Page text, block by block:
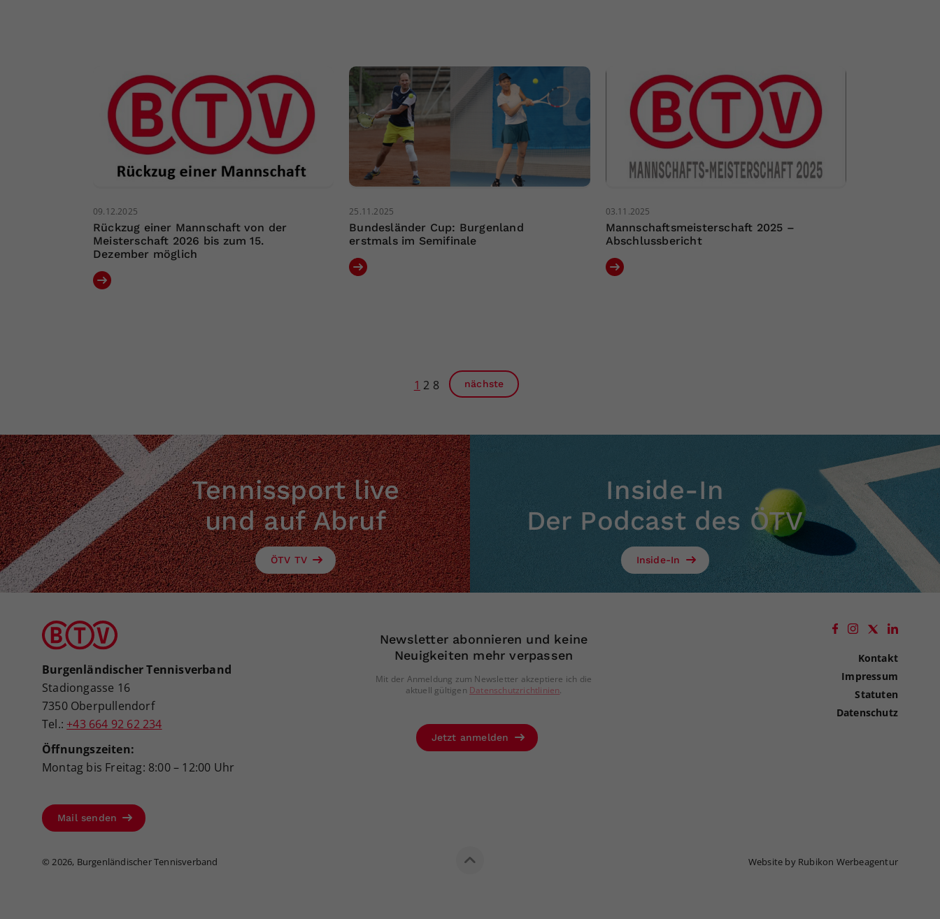
09.12.2025
Rückzug einer Mannschaft von der
Meisterschaft 2026 bis zum 15.
Dezember möglich
25.11.2025
Bundesländer Cup: Burgenland
erstmals im Semifinale
03.11.2025
Mannschaftsmeisterschaft 2025 –
Abschlussbericht
1 2 8 nächste
Tennissport live
und auf Abruf
ÖTV TV
Inside-In
Der Podcast des ÖTV
Inside-In
Burgenländischer Tennisverband
Stadiongasse 16
7350 Oberpullendorf
Tel.: +43 664 92 62 234
Öffnungszeiten:
Montag bis Freitag: 8:00 – 12:00 Uhr
Mail senden
Newsletter abonnieren und keine
Neuigkeiten mehr verpassen
Mit der Anmeldung zum Newsletter akzeptiere ich die
aktuell gültigen Datenschutzrichtlinien.
Jetzt anmelden
Kontakt
Impressum
Statuten
Datenschutz
©2026, Burgenländischer Tennisverband Website by Rubikon Werbeagentur